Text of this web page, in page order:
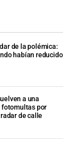
de la polémica:
habían reducido
a una
fotomultas por
de calle